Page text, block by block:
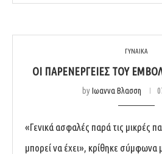
ΓΥΝΑΙΚΑ
ΟΙ ΠΑΡΕΝΈΡΓΕΙΕΣ ΤΟΥ
byΙωαννα Βλασση
«Γενικά ασφαλές παρά τις μικρές
μπορεί να έχει», κρίθηκε σύμφωνα